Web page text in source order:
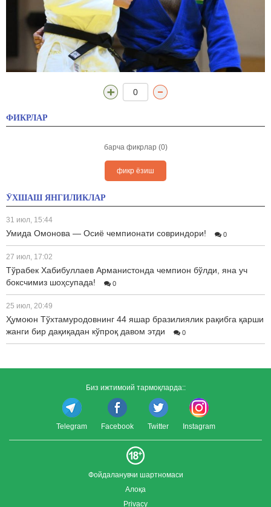
0
ФИКРЛАР
барча фикрлар (0)
фикр ёзиш
ЎХШАШ ЯНГИЛИКЛАР
31 июл, 15:44
Умида Омонова — Осиё чемпионати совриндори! 0
27 июл, 17:02
Тўрабек Хабибуллаев Арманистонда чемпион бўлди, яна уч
боксчимиз шоҳсупада!
0
25 июл, 20:49
Ҳумоюн Тўхтамуродовнинг 44 яшар бразилиялик рақибга қарши
жанги бир дақиқадан кўпроқ давом этди
0
Биз ижтимоий тармоқларда::
Telegram Facebook Twitter Instagram
Фойдаланувчи шартномаси
Алоқа
Privacy